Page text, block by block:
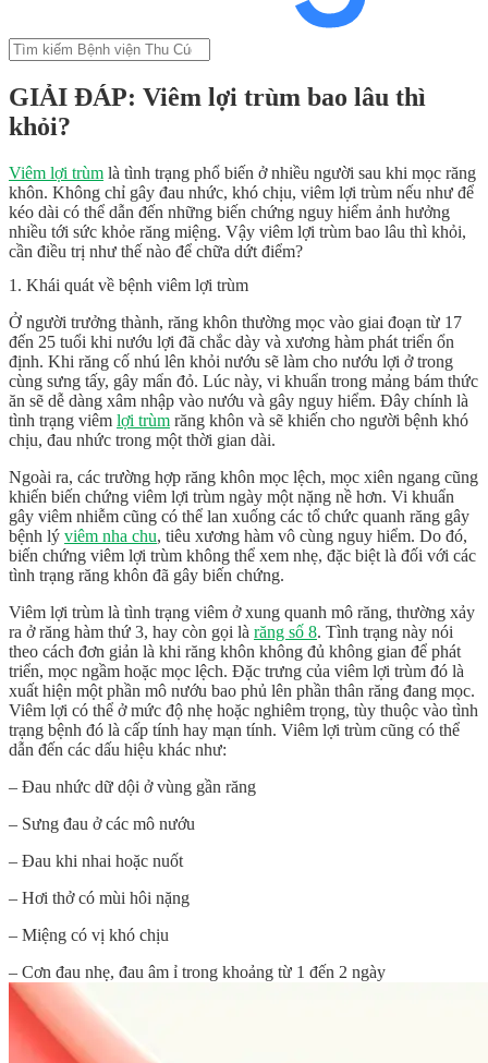
GIẢI ĐÁP: Viêm lợi trùm bao lâu thì
khỏi?
Viêm lợi trùm là tình trạng phổ biến ở nhiều người sau khi mọc răng
khôn. Không chỉ gây đau nhức, khó chịu, viêm lợi trùm nếu như để
kéo dài có thể dẫn đến những biến chứng nguy hiểm ảnh hưởng
nhiều tới sức khỏe răng miệng. Vậy viêm lợi trùm bao lâu thì khỏi,
cần điều trị như thế nào để chữa dứt điểm?
1. Khái quát về bệnh viêm lợi trùm
Ở người trưởng thành, răng khôn thường mọc vào giai đoạn từ 17
đến 25 tuổi khi nướu lợi đã chắc dày và xương hàm phát triển ổn
định. Khi răng cố nhú lên khỏi nướu sẽ làm cho nướu lợi ở trong
cùng sưng tấy, gây mẩn đỏ. Lúc này, vi khuẩn trong mảng bám thức
ăn sẽ dễ dàng xâm nhập vào nướu và gây nguy hiểm. Đây chính là
tình trạng viêm lợi trùm răng khôn và sẽ khiến cho người bệnh khó
chịu, đau nhức trong một thời gian dài.
Ngoài ra, các trường hợp răng khôn mọc lệch, mọc xiên ngang cũng
khiến biến chứng viêm lợi trùm ngày một nặng nề hơn. Vi khuẩn
gây viêm nhiễm cũng có thể lan xuống các tổ chức quanh răng gây
bệnh lý viêm nha chu, tiêu xương hàm vô cùng nguy hiểm. Do đó,
biến chứng viêm lợi trùm không thể xem nhẹ, đặc biệt là đối với các
tình trạng răng khôn đã gây biến chứng.
Viêm lợi trùm là tình trạng viêm ở xung quanh mô răng, thường xảy
ra ở răng hàm thứ 3, hay còn gọi là răng số 8. Tình trạng này nói
theo cách đơn giản là khi răng khôn không đủ không gian để phát
triển, mọc ngầm hoặc mọc lệch. Đặc trưng của viêm lợi trùm đó là
xuất hiện một phần mô nướu bao phủ lên phần thân răng đang mọc.
Viêm lợi có thể ở mức độ nhẹ hoặc nghiêm trọng, tùy thuộc vào tình
trạng bệnh đó là cấp tính hay mạn tính. Viêm lợi trùm cũng có thể
dẫn đến các dấu hiệu khác như:
– Đau nhức dữ dội ở vùng gần răng
– Sưng đau ở các mô nướu
– Đau khi nhai hoặc nuốt
– Hơi thở có mùi hôi nặng
– Miệng có vị khó chịu
– Cơn đau nhẹ, đau âm ỉ trong khoảng từ 1 đến 2 ngày